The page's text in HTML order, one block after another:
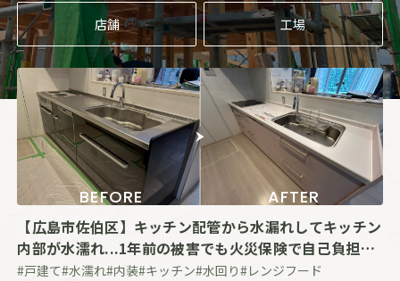
店舗 工場
BEFORE AFTER
【広島市佐伯区】キッチン配管から水漏れしてキッチン
内部が水濡れ...1年前の被害でも火災保険で自己負担な
しでキッチンを新品に取り替えた事例
#戸建て#水濡れ#内装#キッチン#水回り#レンジフード